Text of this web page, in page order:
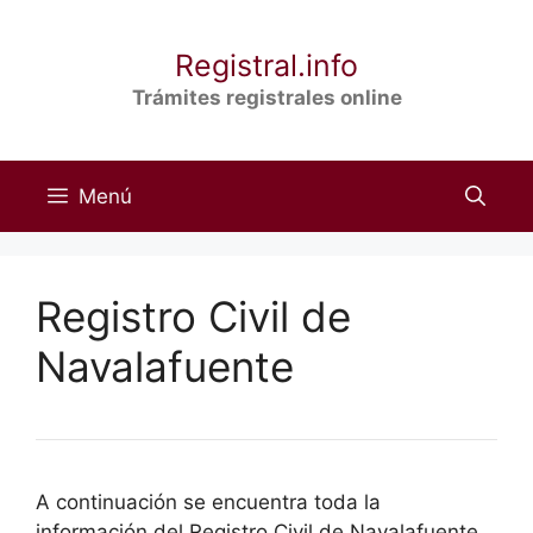
Registral.info
Trámites registrales online
Menú
Registro Civil de
Navalafuente
A continuación se encuentra toda la